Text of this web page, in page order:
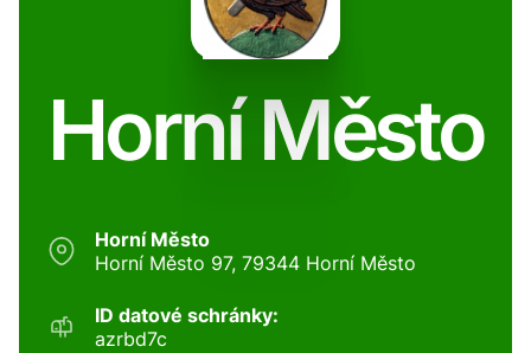
Horní Město
Horní Město
Horní Město 97, 79344 Horní Město
ID datové schránky:
azrbd7c